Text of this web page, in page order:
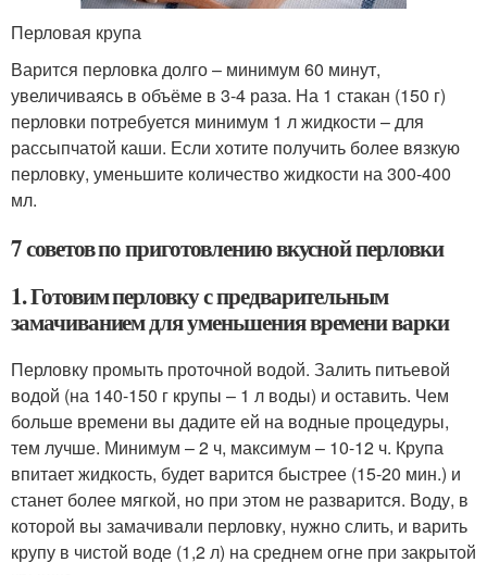
Перловая крупа
Варится перловка долго – минимум 60 минут,
увеличиваясь в объёме в 3-4 раза. На 1 стакан (150 г)
перловки потребуется минимум 1 л жидкости – для
рассыпчатой каши. Если хотите получить более вязкую
перловку, уменьшите количество жидкости на 300-400
мл.
7 советов по приготовлению вкусной перловки
1. Готовим перловку с предварительным
замачиванием для уменьшения времени варки
Перловку промыть проточной водой. Залить питьевой
водой (на 140-150 г крупы – 1 л воды) и оставить. Чем
больше времени вы дадите ей на водные процедуры,
тем лучше. Минимум – 2 ч, максимум – 10-12 ч. Крупа
впитает жидкость, будет варится быстрее (15-20 мин.) и
станет более мягкой, но при этом не разварится. Воду, в
которой вы замачивали перловку, нужно слить, и варить
крупу в чистой воде (1,2 л) на среднем огне при закрытой